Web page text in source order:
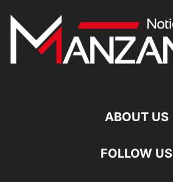
ABOUT US
FOLLOW US